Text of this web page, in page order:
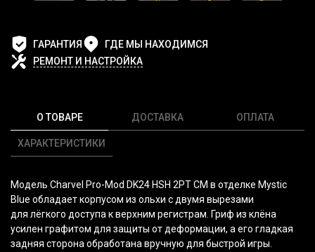
ГАРАНТИЯ
ГДЕ МЫ НАХОДИМСЯ
РЕМОНТ И НАСТРОЙКА
О ТОВАРЕ
ХАРАКТЕРИСТИКИ
ДОСТАВКА ОПЛАТА
Модель Charvel Pro-Mod DK24 HSH 2PT CM в отделке Mystic
Blue обладает корпусом из ольхи с двумя вырезами
для лёгкого доступа к верхним регистрам. Гриф из клёна
усилен графитом для защиты от деформации, а его гладкая
задняя сторона обработана вручную для быстрой игры.